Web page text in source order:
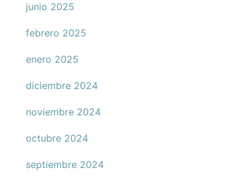
junio 2025
febrero 2025
enero 2025
diciembre 2024
noviembre 2024
octubre 2024
septiembre 2024